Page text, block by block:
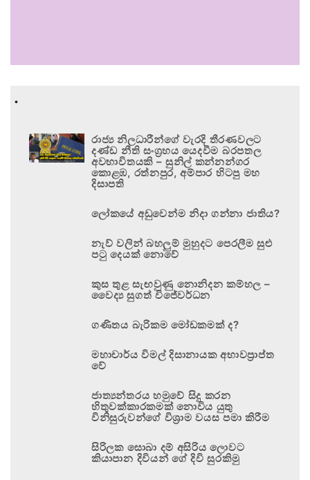
.
රාජ්‍ය නිලධාරීන්ගේ වැරදි තීරණවලට
දණ්ඩ නීති සංග්‍රහය යෙදවීම බරපතල
අවභාවිතයකි – සුනිල් කන්නන්ගර
කොළඹ, රත්නපුර, අම්පාර හිටපු මහ
දිසාපති
ලෝකයේ අඩුවෙන්ම නිදා ගන්නා ජාතිය?
නැව් වලින් බහලුම් මුහුදට පෙරලීම සුළු
පටු දෙයක් නොවේ
කුස තුළ සැඟවුණු නොනිදන කම්හල –
වෛද්‍ය සුගත් විජේවර්ධන
ගණිතය බැරිකම මෝඩකමක් ද?
මහාචාර්ය විමල් දිසානායක අභාවප්‍රාප්ත
වේ
ජාත්‍යන්තරය හමුවේ සිදු කරන
හිතුවක්කාරකමක් නොවිය යුතු
විනිසුරුවන්ගේ විශ්‍රාම වයස පමා කිරීම
සිරිලක සොබා දම් අසිරිය ලොවට
කියාපාන දිවියන් ගේ දිවි සුරකිමු